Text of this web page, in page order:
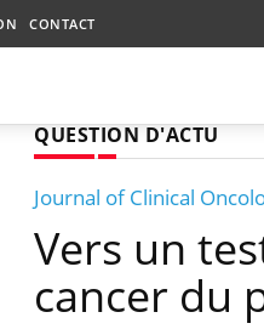
CONTACT
QUESTION D'ACTU
Journal of Clinical
Vers un
cancer du